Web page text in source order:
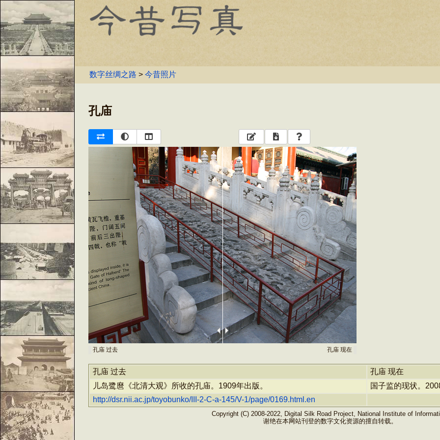
数字丝绸之路 > 今昔照片
孔庙
孔庙 过去 孔庙 现在
孔庙 过去
孔庙 现在
儿岛鹭麿《北清大观》所收的孔庙。1909年出版。
国子监的现状。
http://dsr.nii.ac.jp/toyobunko/III-2-C-a-145/V-1/page/0169.html.en
Copyright (C) 2008-2022, Digital Silk Road Project, National Institute of
谢绝在本网站刊登的数字文化资源的擅自转载。